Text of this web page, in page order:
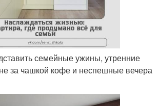
семейные ужины, утренние
за чашкой кофе и неспешные вечера